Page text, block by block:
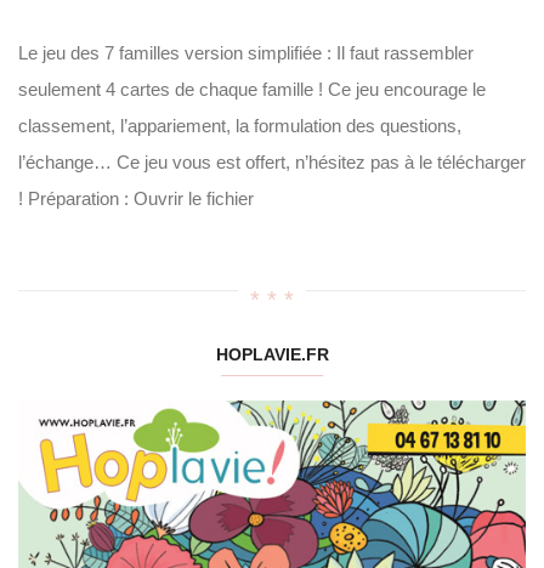
Le jeu des 7 familles version simplifiée : Il faut rassembler
seulement 4 cartes de chaque famille ! Ce jeu encourage le
classement, l’appariement, la formulation des questions,
l’échange… Ce jeu vous est offert, n’hésitez pas à le télécharger
! Préparation : Ouvrir le fichier
HOPLAVIE.FR